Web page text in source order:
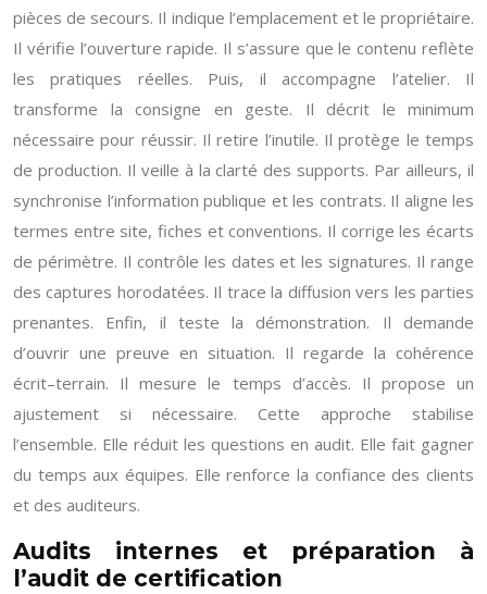
pièces de secours. Il indique l’emplacement et le propriétaire.
Il vérifie l’ouverture rapide. Il s’assure que le contenu reflète
les pratiques réelles. Puis, il accompagne l’atelier. Il
transforme la consigne en geste. Il décrit le minimum
nécessaire pour réussir. Il retire l’inutile. Il protège le temps
de production. Il veille à la clarté des supports. Par ailleurs, il
synchronise l’information publique et les contrats. Il aligne les
termes entre site, fiches et conventions. Il corrige les écarts
de périmètre. Il contrôle les dates et les signatures. Il range
des captures horodatées. Il trace la diffusion vers les parties
prenantes. Enfin, il teste la démonstration. Il demande
d’ouvrir une preuve en situation. Il regarde la cohérence
écrit–terrain. Il mesure le temps d’accès. Il propose un
ajustement si nécessaire. Cette approche stabilise
l’ensemble. Elle réduit les questions en audit. Elle fait gagner
du temps aux équipes. Elle renforce la confiance des clients
et des auditeurs.
Audits internes et préparation à
l’audit de certification